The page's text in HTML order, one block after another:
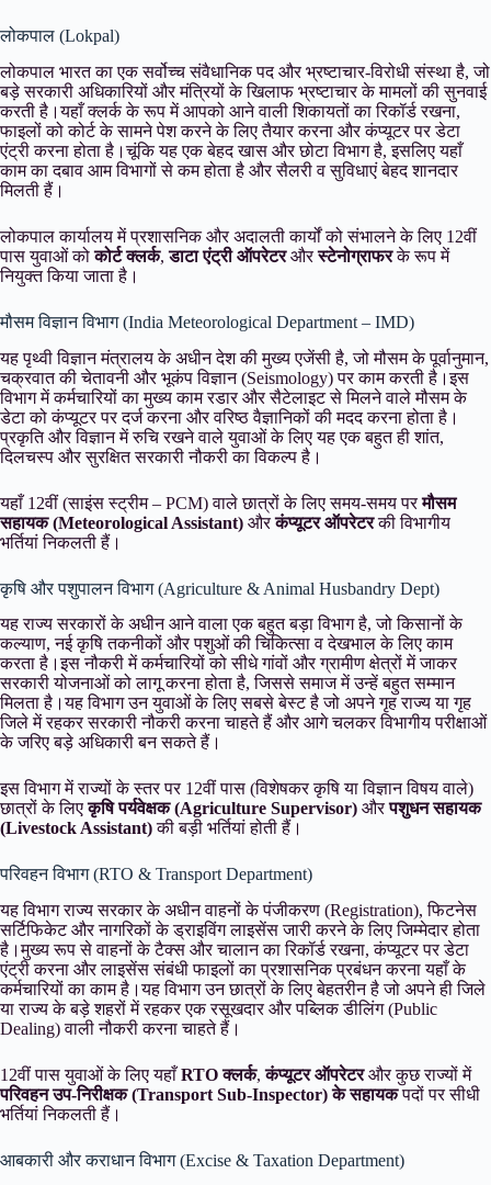
लोकपाल (Lokpal)
लोकपाल भारत का एक सर्वोच्च संवैधानिक पद और भ्रष्टाचार-विरोधी संस्था है, जो
बड़े सरकारी अधिकारियों और मंत्रियों के खिलाफ भ्रष्टाचार के मामलों की सुनवाई
करती है।यहाँ क्लर्क के रूप में आपको आने वाली शिकायतों का रिकॉर्ड रखना,
फाइलों को कोर्ट के सामने पेश करने के लिए तैयार करना और कंप्यूटर पर डेटा
एंट्री करना होता है।चूंकि यह एक बेहद खास और छोटा विभाग है, इसलिए यहाँ
काम का दबाव आम विभागों से कम होता है और सैलरी व सुविधाएं बेहद शानदार
मिलती हैं।
लोकपाल कार्यालय में प्रशासनिक और अदालती कार्यों को संभालने के लिए 12वीं
पास युवाओं कोकोर्ट क्लर्क,डाटा एंट्री ऑपरेटरऔरस्टेनोग्राफरके रूप में
नियुक्त किया जाता है।
मौसम विज्ञान विभाग (India Meteorological Department – IMD)
यह पृथ्वी विज्ञान मंत्रालय के अधीन देश की मुख्य एजेंसी है, जो मौसम के पूर्वानुमान,
चक्रवात की चेतावनी और भूकंप विज्ञान (Seismology) पर काम करती है।इस
विभाग में कर्मचारियों का मुख्य काम रडार और सैटेलाइट से मिलने वाले मौसम के
डेटा को कंप्यूटर पर दर्ज करना और वरिष्ठ वैज्ञानिकों की मदद करना होता है।
प्रकृति और विज्ञान में रुचि रखने वाले युवाओं के लिए यह एक बहुत ही शांत,
दिलचस्प और सुरक्षित सरकारी नौकरी का विकल्प है।
यहाँ 12वीं (साइंस स्ट्रीम – PCM) वाले छात्रों के लिए समय-समय परमौसम
सहायक (Meteorological Assistant) औरकंप्यूटर ऑपरेटरकी विभागीय
भर्तियां निकलती हैं।
कृषि और पशुपालन विभाग (Agriculture & Animal Husbandry Dept)
यह राज्य सरकारों के अधीन आने वाला एक बहुत बड़ा विभाग है, जो किसानों के
कल्याण, नई कृषि तकनीकों और पशुओं की चिकित्सा व देखभाल के लिए काम
करता है।इस नौकरी में कर्मचारियों को सीधे गांवों और ग्रामीण क्षेत्रों में जाकर
सरकारी योजनाओं को लागू करना होता है, जिससे समाज में उन्हें बहुत सम्मान
मिलता है।यह विभाग उन युवाओं के लिए सबसे बेस्ट है जो अपने गृह राज्य या गृह
जिले में रहकर सरकारी नौकरी करना चाहते हैं और आगे चलकर विभागीय परीक्षाओं
के जरिए बड़े अधिकारी बन सकते हैं।
इस विभाग में राज्यों के स्तर पर 12वीं पास (विशेषकर कृषि या विज्ञान विषय वाले)
छात्रों के लिएकृषि पर्यवेक्षक (Agriculture Supervisor) औरपशुधन सहायक
(Livestock Assistant)की बड़ी भर्तियां होती हैं।
परिवहन विभाग (RTO & Transport Department)
यह विभाग राज्य सरकार के अधीन वाहनों के पंजीकरण (Registration), फिटनेस
सर्टिफिकेट और नागरिकों के ड्राइविंग लाइसेंस जारी करने के लिए जिम्मेदार होता
है।मुख्य रूप से वाहनों के टैक्स और चालान का रिकॉर्ड रखना, कंप्यूटर पर डेटा
एंट्री करना और लाइसेंस संबंधी फाइलों का प्रशासनिक प्रबंधन करना यहाँ के
कर्मचारियों का काम है।यह विभाग उन छात्रों के लिए बेहतरीन है जो अपने ही जिले
या राज्य के बड़े शहरों में रहकर एक रसूखदार और पब्लिक डीलिंग (Public
Dealing) वाली नौकरी करना चाहते हैं।
12वीं पास युवाओं के लिए यहाँRTO क्लर्क,कंप्यूटर ऑपरेटरऔर कुछ राज्यों में
परिवहन उप-निरीक्षक (Transport Sub-Inspector) के सहायकपदों पर सीधी
भर्तियां निकलती हैं।
आबकारी और कराधान विभाग (Excise & Taxation Department)